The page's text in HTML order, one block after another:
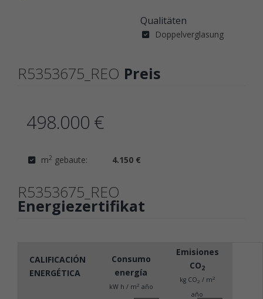
Qualitäten
Doppelverglasung
R5353675_REO Preis
498.000 €
m2 gebaute: 4.150 €
R5353675_REO
Energiezertifikat
CALIFICACIÓN
ENERGÉTICA
Consumo
energía
kW h / m2 año
Emisiones
CO2
kg CO2 / m2
año